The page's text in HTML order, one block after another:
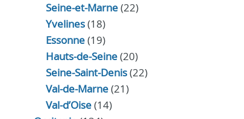
Seine-et-Marne(22)
Yvelines(18)
Essonne(19)
Hauts-de-Seine(20)
Seine-Saint-Denis(22)
Val-de-Marne(21)
Val-d’Oise(14)